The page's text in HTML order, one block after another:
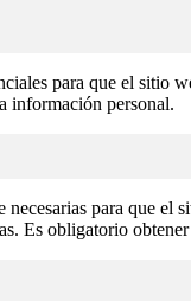
para que el
información personal.
para que
Es obligatorio